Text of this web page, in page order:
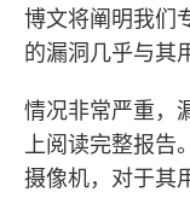
博文将阐明我们
的漏洞几乎与其
情况非常严重，
上阅读完整报告
摄像机，对于其